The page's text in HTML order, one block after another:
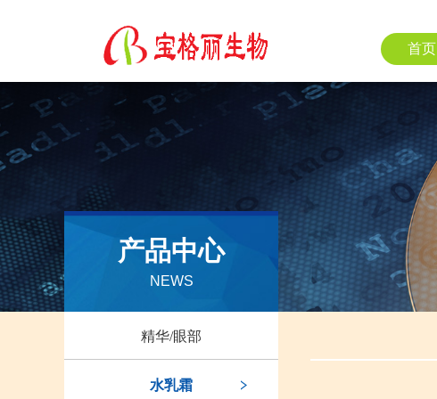
首页
产品中心
NEWS
精华/眼部
水乳霜